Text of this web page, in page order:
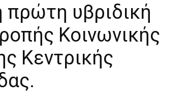
υβριδική
Κοινωνικής
Κεντρικής